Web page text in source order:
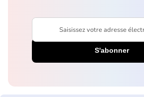
Saisissez votre adresse électronique